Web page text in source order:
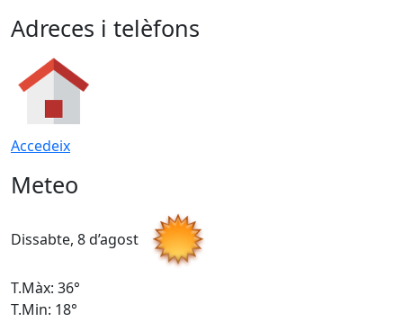
Adreces i telèfons
Accedeix
Meteo
Dissabte, 8 d’agost
T.Màx: 36°
T.Min: 18°